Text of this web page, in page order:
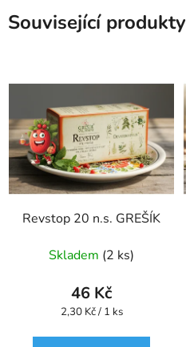
Související produkty
Revstop 20 n.s. GREŠÍK
Skladem (2 ks)
46 Kč
Měrná
2,30 Kč / 1 ks